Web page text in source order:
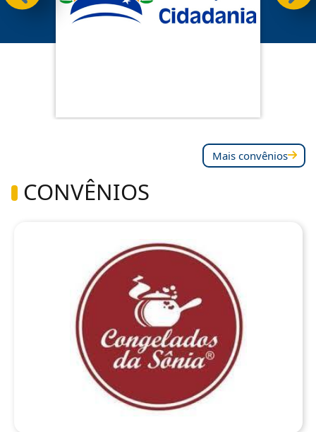
CONVÊNIOS
Mais convênios